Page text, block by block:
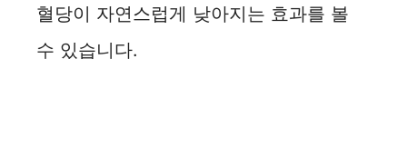
혈당이 자연스럽게 낮아지는 효과를 볼
수 있습니다.